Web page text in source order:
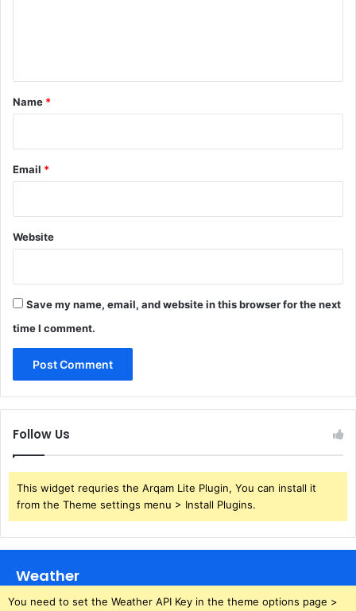
*
Name *
Email *
Website
Save my name, email, and website in this browser for the next
time I comment.
Follow Us
This widget requries the Arqam Lite Plugin, You can install it
from the Theme settings menu > Install Plugins.
Weather
You need to set the Weather API Key in the theme options page >